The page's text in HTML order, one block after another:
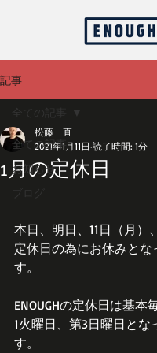
記事
全ての記事
お知らせ
ブログ
全ての記事
1月の定休日
松藤 直
2021年1月11日 読了時間: 1分
本日、明日、11日（月）
定休日の為にお休みとな
す。
ENOUGHの定休日は基本
1火曜日、第3日曜日とな
す。